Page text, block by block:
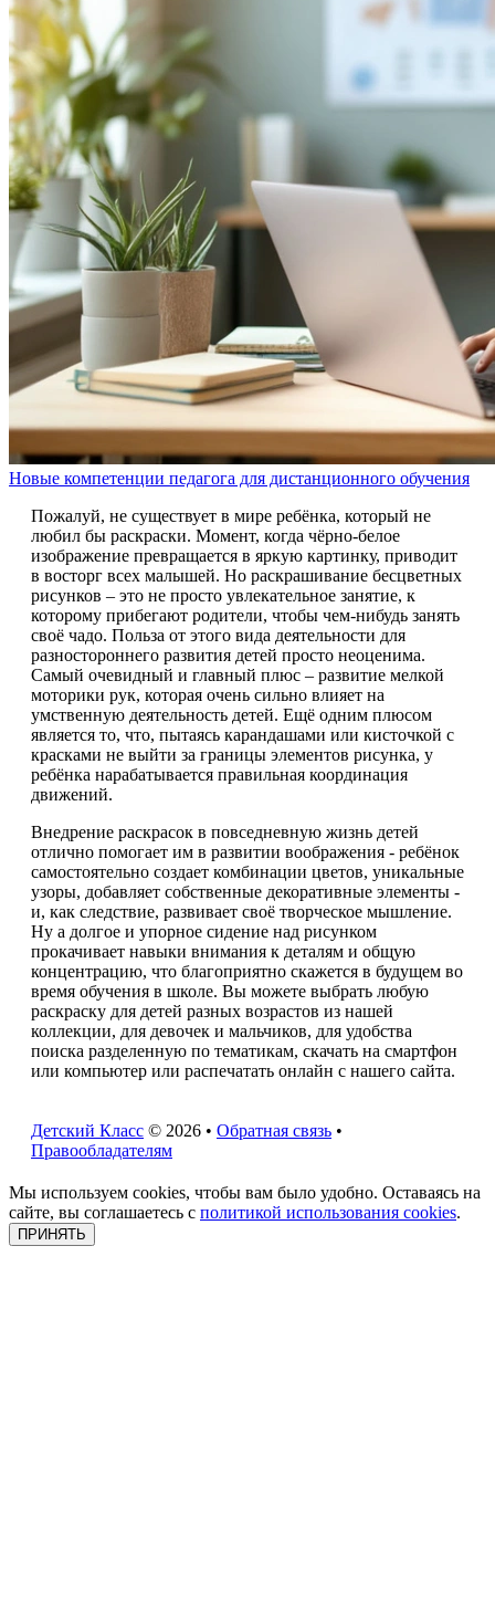
Новые компетенции педагога для дистанционного обучения
Пожалуй, не существует в мире ребёнка, который не
любил бы раскраски. Момент, когда чёрно-белое
изображение превращается в яркую картинку, приводит
в восторг всех малышей. Но раскрашивание бесцветных
рисунков – это не просто увлекательное занятие, к
которому прибегают родители, чтобы чем-нибудь занять
своё чадо. Польза от этого вида деятельности для
разностороннего развития детей просто неоценима.
Самый очевидный и главный плюс – развитие мелкой
моторики рук, которая очень сильно влияет на
умственную деятельность детей. Ещё одним плюсом
является то, что, пытаясь карандашами или кисточкой с
красками не выйти за границы элементов рисунка, у
ребёнка нарабатывается правильная координация
движений.
Внедрение раскрасок в повседневную жизнь детей
отлично помогает им в развитии воображения - ребёнок
самостоятельно создает комбинации цветов, уникальные
узоры, добавляет собственные декоративные элементы -
и, как следствие, развивает своё творческое мышление.
Ну а долгое и упорное сидение над рисунком
прокачивает навыки внимания к деталям и общую
концентрацию, что благоприятно скажется в будущем во
время обучения в школе. Вы можете выбрать любую
раскраску для детей разных возрастов из нашей
коллекции, для девочек и мальчиков, для удобства
поиска разделенную по тематикам, скачать на смартфон
или компьютер или распечатать онлайн с нашего сайта.
Детский Класс © 2026 • Обратная связь •
Правообладателям
Мы используем cookies, чтобы вам было удобно. Оставаясь на
сайте, вы соглашаетесь с политикой использования cookies.
ПРИНЯТЬ